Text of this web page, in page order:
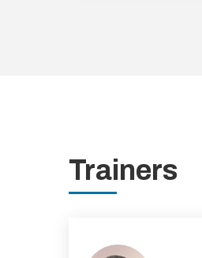
Trainers